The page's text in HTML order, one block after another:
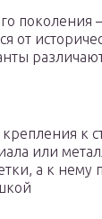
поколения
от
к
или
а к